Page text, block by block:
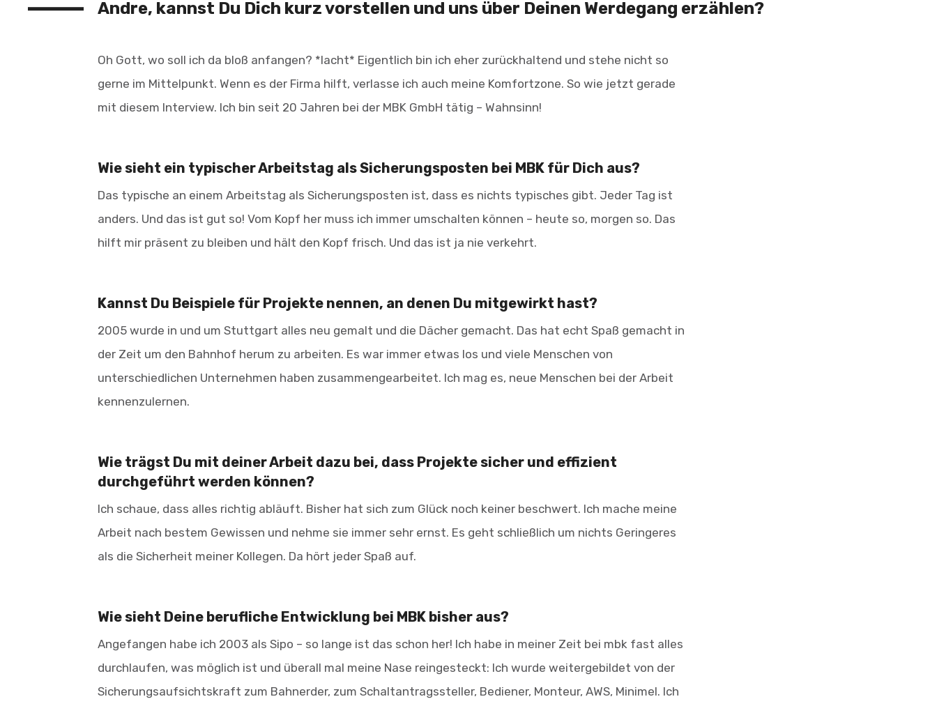
Andre, kannst Du Dich kurz vorstellen und uns über Deinen Werdegang erzählen?
Oh Gott, wo soll ich da bloß anfangen? *lacht* Eigentlich bin ich eher zurückhaltend und stehe nicht so
gerne im Mittelpunkt. Wenn es der Firma hilft, verlasse ich auch meine Komfortzone. So wie jetzt gerade
mit diesem Interview. Ich bin seit 20 Jahren bei der MBK GmbH tätig – Wahnsinn!
Wie sieht ein typischer Arbeitstag als Sicherungsposten bei MBK für Dich aus?
Das typische an einem Arbeitstag als Sicherungsposten ist, dass es nichts typisches gibt. Jeder Tag ist
anders. Und das ist gut so! Vom Kopf her muss ich immer umschalten können – heute so, morgen so. Das
hilft mir präsent zu bleiben und hält den Kopf frisch. Und das ist ja nie verkehrt.
Kannst Du Beispiele für Projekte nennen, an denen Du mitgewirkt hast?
2005 wurde in und um Stuttgart alles neu gemalt und die Dächer gemacht. Das hat echt Spaß gemacht in
der Zeit um den Bahnhof herum zu arbeiten. Es war immer etwas los und viele Menschen von
unterschiedlichen Unternehmen haben zusammengearbeitet. Ich mag es, neue Menschen bei der Arbeit
kennenzulernen.
Wie trägst Du mit deiner Arbeit dazu bei, dass Projekte sicher und effizient
durchgeführt werden können?
Ich schaue, dass alles richtig abläuft. Bisher hat sich zum Glück noch keiner beschwert. Ich mache meine
Arbeit nach bestem Gewissen und nehme sie immer sehr ernst. Es geht schließlich um nichts Geringeres
als die Sicherheit meiner Kollegen. Da hört jeder Spaß auf.
Wie sieht Deine berufliche Entwicklung bei MBK bisher aus?
Angefangen habe ich 2003 als Sipo – so lange ist das schon her! Ich habe in meiner Zeit bei mbk fast alles
durchlaufen, was möglich ist und überall mal meine Nase reingesteckt: Ich wurde weitergebildet von der
Sicherungsaufsichtskraft zum Bahnerder, zum Schaltantragssteller, Bediener, Monteur, AWS, Minimel. Ich